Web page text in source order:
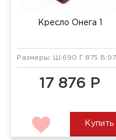
Кресло Онега 1
Размеры: Ш:690 Г:875
17 876 Р
Купить